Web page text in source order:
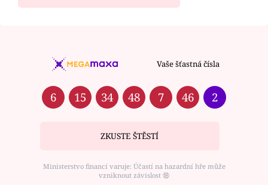
Vaše šťastná čísla
6 15 34 48 7 46 2
ZKUSTE ŠTĚSTÍ
Ministerstvo financí varuje: Účastí na hazardní hře může
vzniknout závislost ⑱